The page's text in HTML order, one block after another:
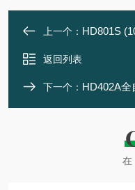
上一个： HD801S
返回列表
下一个： HD402A全